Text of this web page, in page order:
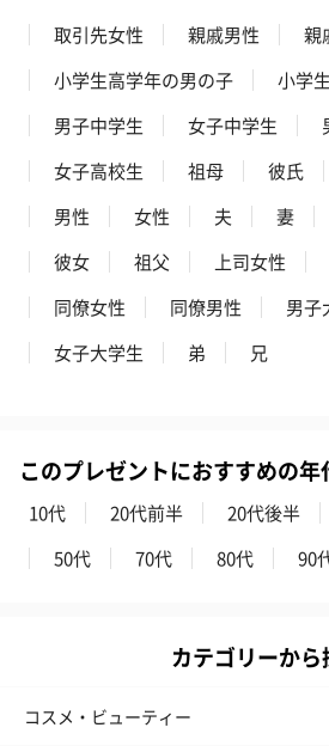
取引先女性
親戚男性
親
小学生高学年の男の子
小学
男子中学生
女子中学生
女子高校生
祖母 彼氏
男性
女性 夫 妻
彼女
祖父 上司女性
同僚女性
同僚男性
男子
女子大学生
弟 兄
このプレゼントにおすすめの年
10代 20代前半 20代後半
50代
70代 80代 90
カテゴリーから
コスメ・ビューティー